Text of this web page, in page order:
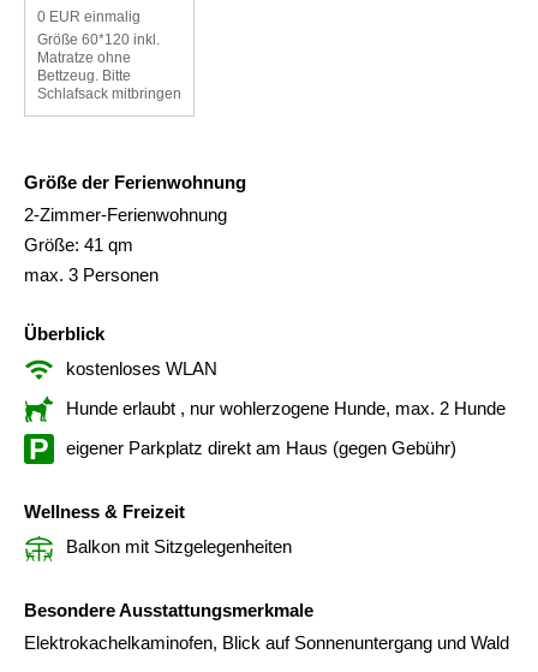
0 EUR einmalig
Größe 60*120 inkl.
Matratze ohne
Bettzeug. Bitte
Schlafsack mitbringen
Größe der Ferienwohnung
2-Zimmer-Ferienwohnung
Größe: 41 qm
max. 3 Personen
Überblick
kostenloses WLAN
Hunde erlaubt , nur wohlerzogene Hunde, max. 2 Hunde
eigener Parkplatz direkt am Haus (gegen Gebühr)
Wellness & Freizeit
Balkon mit Sitzgelegenheiten
Besondere Ausstattungsmerkmale
Elektrokachelkaminofen, Blick auf Sonnenuntergang und Wald